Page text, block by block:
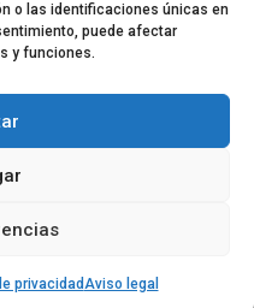
o las identificaciones únicas en
puede afectar
y funciones.
privacidadAviso legal
Contacto